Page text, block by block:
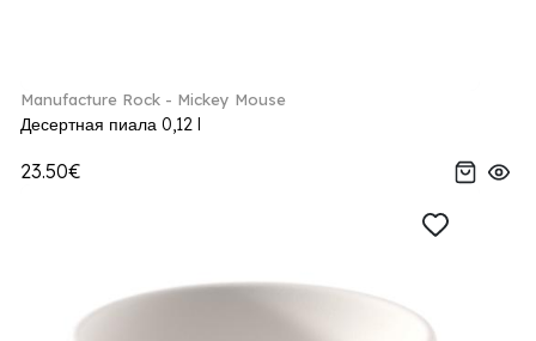
Manufacture Rock - Mickey Mouse
Десертная пиала 0,12 l
23.50€